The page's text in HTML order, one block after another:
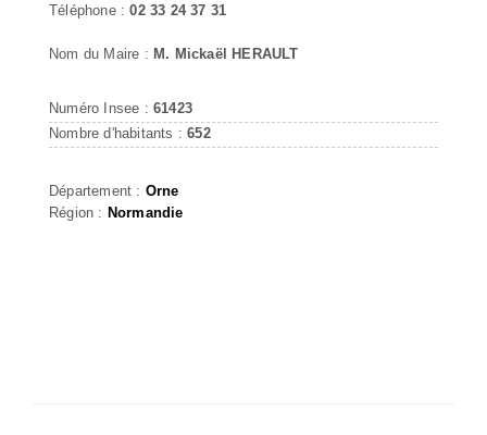
Téléphone :02 33 24 37 31
Nom du Maire : M. Mickaël HERAULT
Numéro Insee : 61423
Nombre d'habitants :652
Département : Orne
Région : Normandie